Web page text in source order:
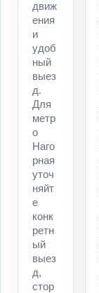
движ
ения
и
удоб
ный
выез
д.
Для
метр
о
Наго
рная
уточ
няйт
е
конк
ретн
ый
выез
д,
стор